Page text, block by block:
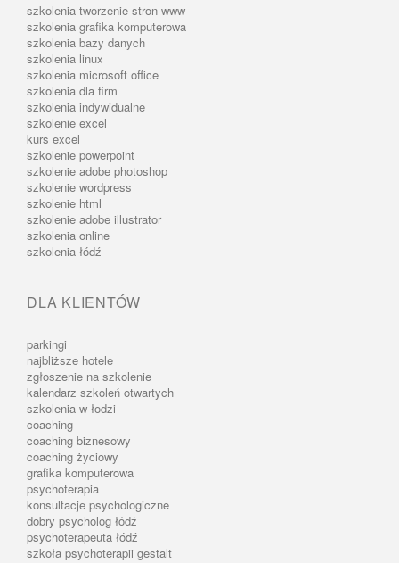
szkolenia tworzenie stron www
szkolenia grafika komputerowa
szkolenia bazy danych
szkolenia linux
szkolenia microsoft office
szkolenia dla firm
szkolenia indywidualne
szkolenie excel
kurs excel
szkolenie powerpoint
szkolenie adobe photoshop
szkolenie wordpress
szkolenie html
szkolenie adobe illustrator
szkolenia online
szkolenia łódź
DLA KLIENTÓW
parkingi
najbliższe hotele
zgłoszenie na szkolenie
kalendarz szkoleń otwartych
szkolenia w łodzi
coaching
coaching biznesowy
coaching życiowy
grafika komputerowa
psychoterapia
konsultacje psychologiczne
dobry psycholog łódź
psychoterapeuta łódź
szkoła psychoterapii gestalt